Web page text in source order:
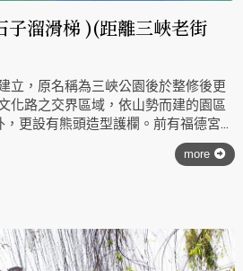
子溜滑梯 )(距離三峽老街
立，原名稱為三峽公園後於整修後更
化路之交界區域，依山勢而建的園區
更設有熊頭造型護欄。前有福德宮及
的好去處，而中山公園亦鄰近民權老
清水祖師廟，到此一遊不坊順道前
more